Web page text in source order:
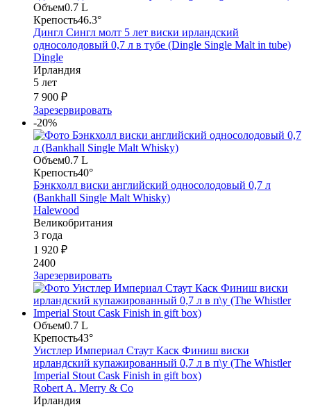
Объем0.7 L
Крепость46.3°
Дингл Сингл молт 5 лет виски ирландский
односолодовый 0,7 л в тубе (Dingle Single Malt in tube)
Dingle
Ирландия
5 лет
7 900 ₽
Зарезервировать
-20%
Объем0.7 L
Крепость40°
Бэнкхолл виски английский односолодовый 0,7 л
(Bankhall Single Malt Whisky)
Halewood
Великобритания
3 года
1 920 ₽
2400
Зарезервировать
Объем0.7 L
Крепость43°
Уистлер Империал Стаут Каск Финиш виски
ирландский купажированный 0,7 л в п\у (The Whistler
Imperial Stout Cask Finish in gift box)
Robert A. Merry & Co
Ирландия